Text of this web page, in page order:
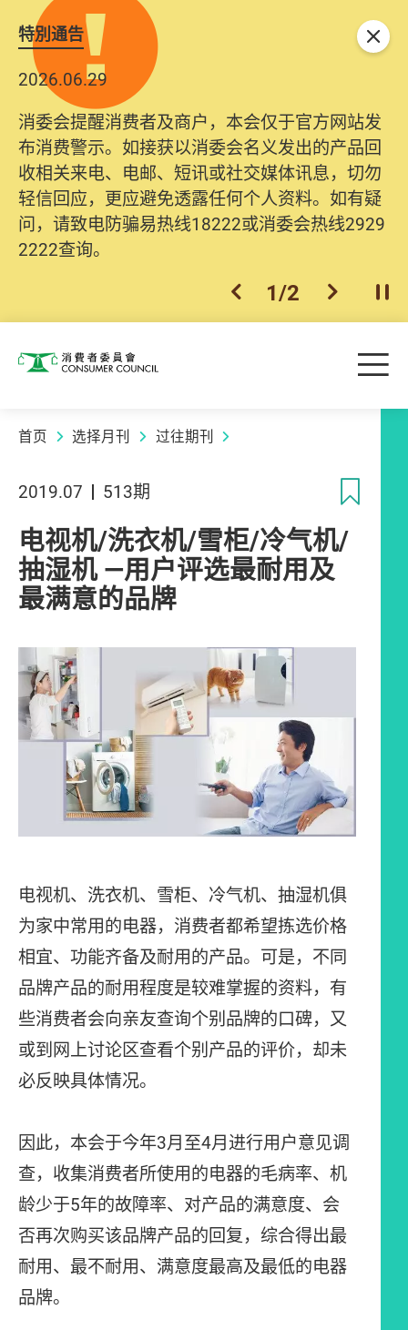
特別通告
2026.06.29
消委会提醒消费者及商户，本会仅于官方网站发
布消费警示。如接获以消委会名义发出的产品回
收相关来电、电邮、短讯或社交媒体讯息，切勿
轻信回应，更应避免透露任何个人资料。如有疑
问，请致电防骗易热线18222或消委会热线2929
2222查询。
上一个
1/2 下一个开
关闭
消费者委员会 目
首页 选择月刊 过往期刊
2019.07 513期
电视机/洗衣机/雪柜/冷气机/
抽湿机 —用户评选最耐用及
最满意的品牌
电视机、洗衣机、雪柜、冷气机、抽湿机俱
为家中常用的电器，消费者都希望拣选价格
相宜、功能齐备及耐用的产品。可是，不同
品牌产品的耐用程度是较难掌握的资料，有
些消费者会向亲友查询个别品牌的口碑，又
或到网上讨论区查看个别产品的评价，却未
必反映具体情况。
因此，本会于今年3月至4月进行用户意见调
查，收集消费者所使用的电器的毛病率、机
龄少于5年的故障率、对产品的满意度、会
否再次购买该品牌产品的回复，综合得出最
耐用、最不耐用、满意度最高及最低的电器
品牌。